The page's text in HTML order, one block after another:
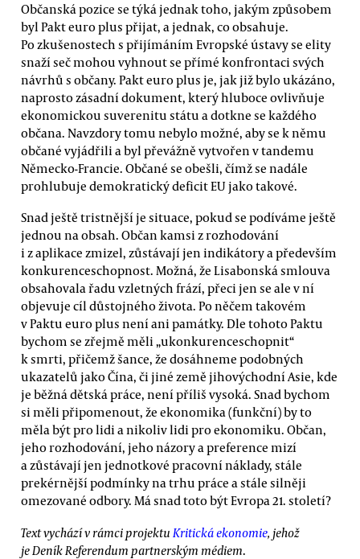
Občanská pozice se týká jednak toho, jakým způsobem
byl Pakt euro plus přijat, a jednak, co obsahuje.
Po zkušenostech s přijímáním Evropské ústavy se elity
snaží seč mohou vyhnout se přímé konfrontaci svých
návrhů s občany. Pakt euro plus je, jak již bylo ukázáno,
naprosto zásadní dokument, který hluboce ovlivňuje
ekonomickou suverenitu státu a dotkne se každého
občana. Navzdory tomu nebylo možné, aby se k němu
občané vyjádřili a byl převážně vytvořen v tandemu
Německo-Francie. Občané se obešli, čímž se nadále
prohlubuje demokratický deficit EU jako takové.
Snad ještě tristnější je situace, pokud se podíváme ještě
jednou na obsah. Občan kamsi z rozhodování
i z aplikace zmizel, zůstávají jen indikátory a především
konkurenceschopnost. Možná, že Lisabonská smlouva
obsahovala řadu vzletných frází, přeci jen se ale v ní
objevuje cíl důstojného života. Po něčem takovém
v Paktu euro plus není ani památky. Dle tohoto Paktu
bychom se zřejmě měli „ukonkurenceschopnit“
k smrti, přičemž šance, že dosáhneme podobných
ukazatelů jako Čína, či jiné země jihovýchodní Asie, kde
je běžná dětská práce, není příliš vysoká. Snad bychom
si měli připomenout, že ekonomika (funkční) by to
měla být pro lidi a nikoliv lidi pro ekonomiku. Občan,
jeho rozhodování, jeho názory a preference mizí
a zůstávají jen jednotkové pracovní náklady, stále
prekérnější podmínky na trhu práce a stále silněji
omezované odbory. Má snad toto být Evropa 21. století?
Text vychází v rámci projektu Kritická ekonomie, jehož
je Deník Referendum partnerským médiem.